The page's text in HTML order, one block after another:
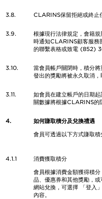
3.8. CLARINS保留拒絕或終止
3.9.
根據現行法律規定，會籍
時通知CLARINS顧客服務
的聯繫表格或致電 (852)
3.10.
當會員帳戶關閉時，積分
發出的獎勵將被永久取消，
3.11.
如會員在建立帳戶的日期
關數據將根據CLARINS的
4.
如何賺取積分及兌換禮遇
會員可透過以下方式賺取積
4.1.1
消費獲取積分
會員根據消費金額獲得積
品、優惠券和其他獎勵，
網站兌換，可選擇 「登入
內容。